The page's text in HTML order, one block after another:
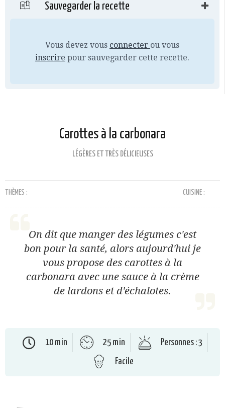
Sauvegarder la recette
Vous devez vous connecter ou vous
inscrire pour sauvegarder cette recette.
Carottes à la carbonara
LÉGÈRES ET TRÈS DÉLICIEUSES
THÈMES : CUISINE :
On dit que manger des légumes c'est
bon pour la santé, alors aujourd'hui je
vous propose des carottes à la
carbonara avec une sauce à la crème
de lardons et d'échalotes.
10 min 25 min
Personnes : 3
Facile